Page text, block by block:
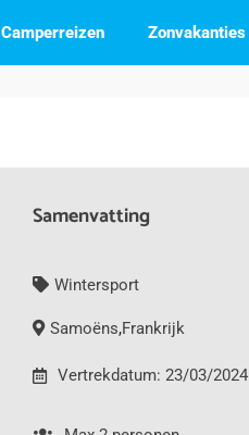
Camperreizen Zonvakanties
Samenvatting
Wintersport
Samoëns,Frankrijk
Vertrekdatum: 23/03/2024